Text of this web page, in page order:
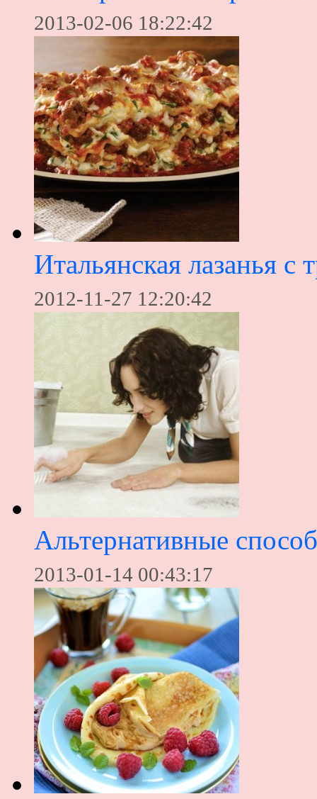
2013-02-06 18:22:42
Итальянская лазанья с
2012-11-27 12:20:42
Альтернативные
2013-01-14 00:43:17